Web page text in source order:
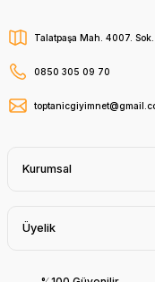
Talatpaşa Mah. 4007.
0850 305 09 70
Kurumsal
Üyelik